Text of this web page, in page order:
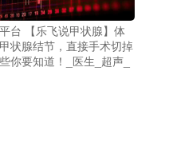
台 【乐飞说甲状腺】体
状腺结节，直接手术切掉
你要知道！_医生_超声_